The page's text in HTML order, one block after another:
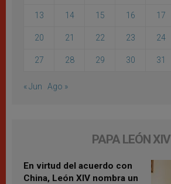
13 14 15 16 17
20 21 22 23 24
27 28 29 30 31
« Jun Ago »
PAPA LEÓN XIV
En virtud del acuerdo con
China, León XIV nombra un